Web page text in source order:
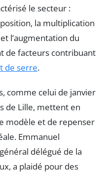
le secteur :
la multiplication
l’augmentation du
de facteurs contribuant
de serre.
comme celui de janvier
de Lille, mettent en
modèle et de repenser
Emmanuel
délégué de la
a plaidé pour des